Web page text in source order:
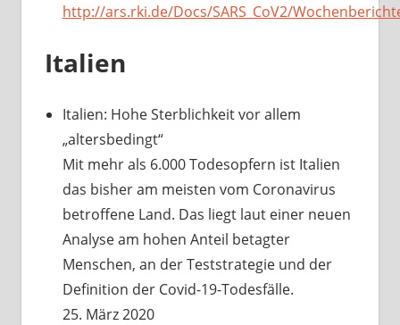
http://ars.rki.de/Docs/SARS_CoV2/
Italien
Italien: Hohe Sterblichkeit vor allem
„altersbedingt“
Mit mehr als 6.000 Todesopfern ist Italien
das bisher am meisten vom Coronavirus
betroffene Land. Das liegt laut einer neuen
Analyse am hohen Anteil betagter
Menschen, an der Teststrategie und der
Definition der Covid-19-Todesfälle.
25. März 2020